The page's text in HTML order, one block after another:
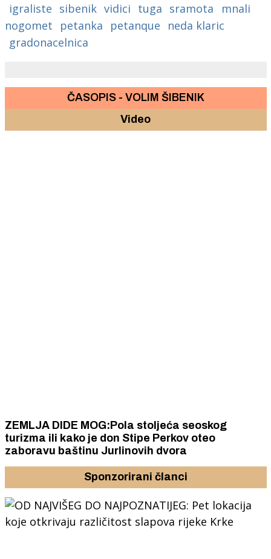
igraliste sibenik vidici tuga sramota
mnali
nogomet
petanka petanque
neda klaric
gradonacelnica
ČASOPIS - VOLIM ŠIBENIK
Video
ZEMLJA DIDE MOG:Pola stoljeća seoskog
turizma ili kako je don Stipe Perkov oteo
zaboravu baštinu Jurlinovih dvora
Sponzorirani članci